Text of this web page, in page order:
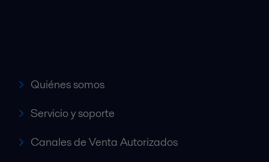
Quiénes somos
Servicio y soporte
Canales de Venta Autorizados